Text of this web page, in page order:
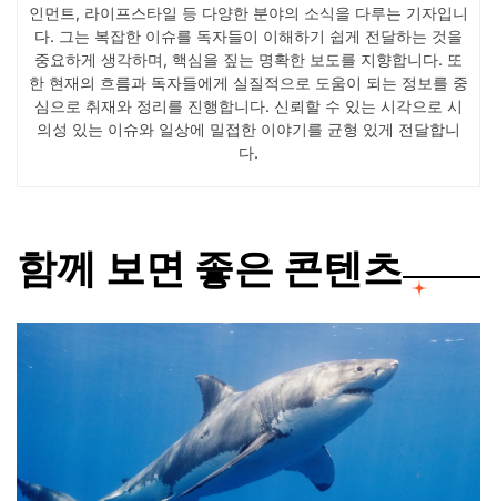
인먼트, 라이프스타일 등 다양한 분야의 소식을 다루는 기자입니
다. 그는 복잡한 이슈를 독자들이 이해하기 쉽게 전달하는 것을
중요하게 생각하며, 핵심을 짚는 명확한 보도를 지향합니다. 또
한 현재의 흐름과 독자들에게 실질적으로 도움이 되는 정보를 중
심으로 취재와 정리를 진행합니다. 신뢰할 수 있는 시각으로 시
의성 있는 이슈와 일상에 밀접한 이야기를 균형 있게 전달합니
다.
함께 보면 좋은 콘텐츠